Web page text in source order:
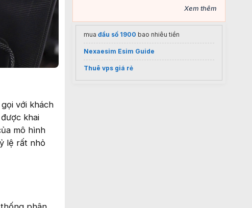
với khách
khai
mô hình
lệ rất nhỏ
Xem thêm
mua đầu số 1900 bao nhiêu tiền
Nexaesim Esim Guide
Thuê vps giá rẻ